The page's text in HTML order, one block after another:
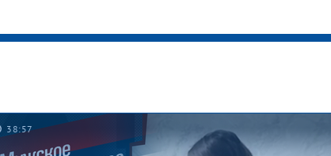
38:57